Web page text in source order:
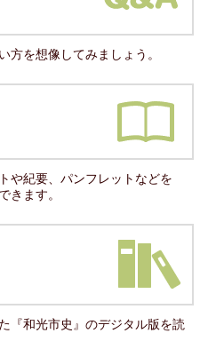
方を想像してみましょう。
や紀要、パンフレットなどを
きます。
『和光市史』のデジタル版を読